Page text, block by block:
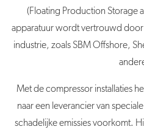
(Floating Production Storage
apparatuur wordt vertrouwd
industrie, zoals SBM Offshore,
Met de compressor installaties
naar een leverancier van
schadelijke emissies voorkomt.